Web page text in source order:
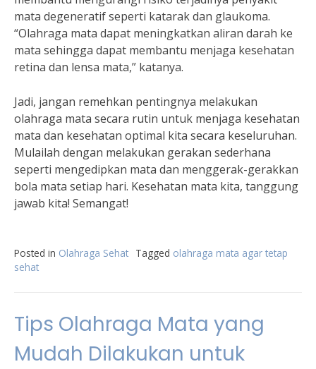
mata degeneratif seperti katarak dan glaukoma.
“Olahraga mata dapat meningkatkan aliran darah ke
mata sehingga dapat membantu menjaga kesehatan
retina dan lensa mata,” katanya.
Jadi, jangan remehkan pentingnya melakukan
olahraga mata secara rutin untuk menjaga kesehatan
mata dan kesehatan optimal kita secara keseluruhan.
Mulailah dengan melakukan gerakan sederhana
seperti mengedipkan mata dan menggerak-gerakkan
bola mata setiap hari. Kesehatan mata kita, tanggung
jawab kita! Semangat!
Posted in Olahraga Sehat Tagged olahraga mata agar tetap
sehat
Tips Olahraga Mata yang
Mudah Dilakukan untuk